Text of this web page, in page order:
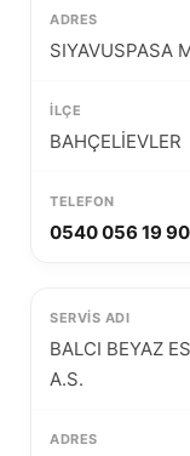
SIYAVUSPASA
BAHÇELİEVLER
0540 056 19 90
BALCI BEYAZ
A.S.